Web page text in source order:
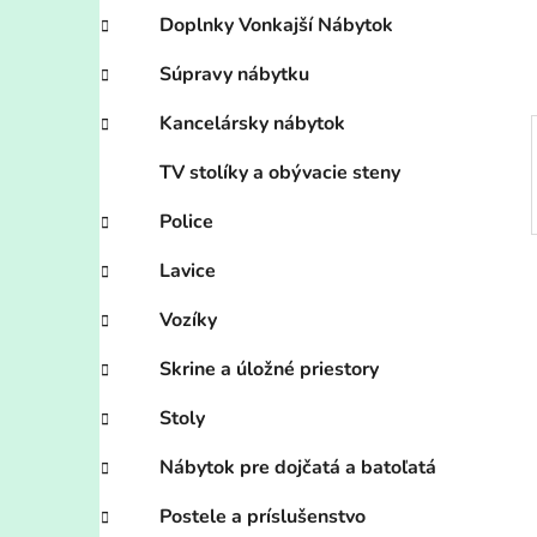
l
Doplnky Vonkajší Nábytok
Súpravy nábytku
Kancelársky nábytok
TV stolíky a obývacie steny
Police
Lavice
Vozíky
Skrine a úložné priestory
Stoly
Nábytok pre dojčatá a batoľatá
Postele a príslušenstvo